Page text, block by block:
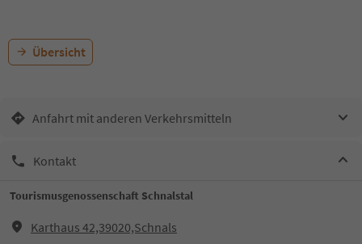
Übersicht
Anfahrt mit anderen Verkehrsmitteln
Kontakt
Tourismusgenossenschaft Schnalstal
Karthaus 42,39020,Schnals